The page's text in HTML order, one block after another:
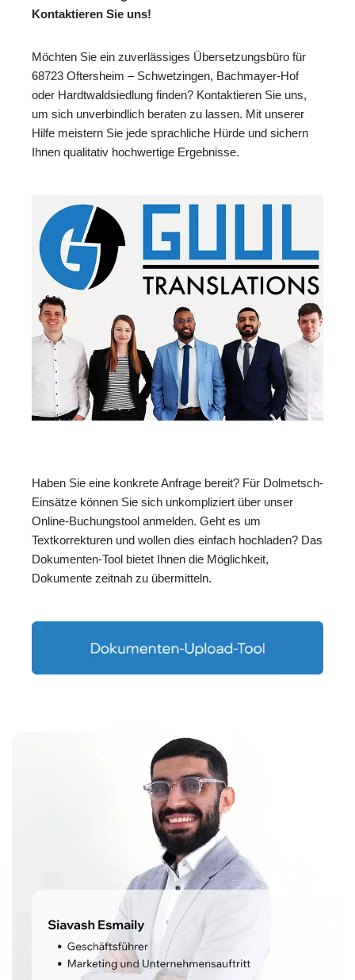
Kontaktieren Sie uns!
Möchten Sie ein zuverlässiges Übersetzungsbüro für
68723 Oftersheim – Schwetzingen, Bachmayer-Hof
oder Hardtwaldsiedlung finden? Kontaktieren Sie uns,
um sich unverbindlich beraten zu lassen. Mit unserer
Hilfe meistern Sie jede sprachliche Hürde und sichern
Ihnen qualitativ hochwertige Ergebnisse.
Haben Sie eine konkrete Anfrage bereit? Für Dolmetsch-
Einsätze können Sie sich unkompliziert über unser
Online-Buchungstool anmelden. Geht es um
Textkorrekturen und wollen dies einfach hochladen? Das
Dokumenten-Tool bietet Ihnen die Möglichkeit,
Dokumente zeitnah zu übermitteln.